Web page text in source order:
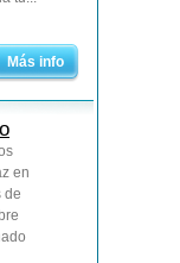
Más info
en
de